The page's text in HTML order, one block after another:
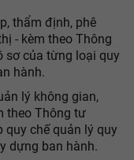
thẩm định, phê
- kèm theo Thông
sơ của từng loại quy
hành.
lý không gian,
theo Thông tư
chế quản lý quy
dựng ban hành.